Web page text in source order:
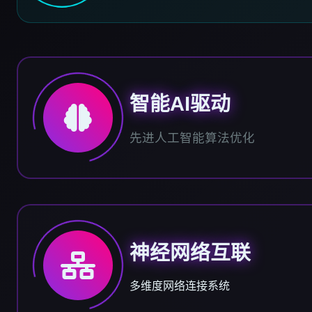
智能AI驱动
先进人工智能算法优化
神经网络互联
多维度网络连接系统